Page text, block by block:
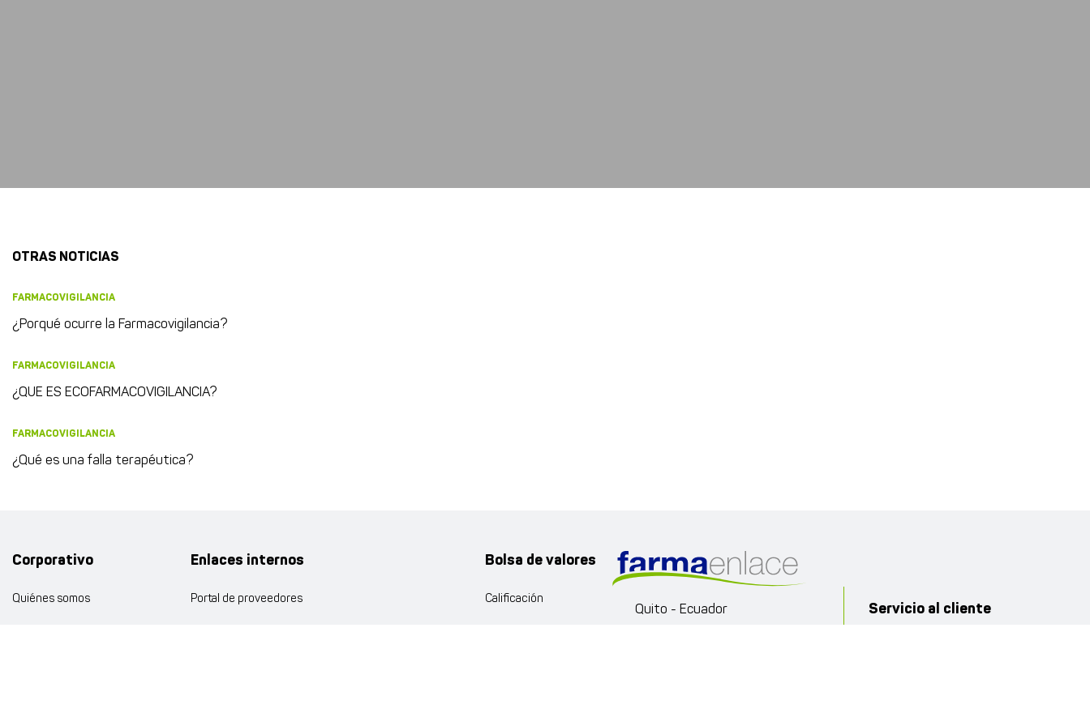
OTRAS NOTICIAS
FARMACOVIGILANCIA
¿Porqué ocurre la Farmacovigilancia?
FARMACOVIGILANCIA
¿QUE ES ECOFARMACOVIGILANCIA?
FARMACOVIGILANCIA
¿Qué es una falla terapéutica?
Corporativo
Quiénes somos
Enlaces internos
Portal de proveedores
Bolsa de valores
Calificación
Quito - Ecuador Servicio al cliente